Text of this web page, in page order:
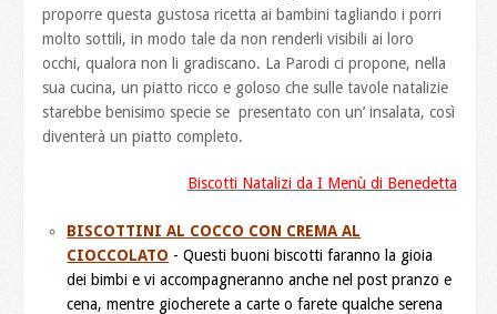
proporre questa gustosa ricetta ai bambini tagliando i porri
molto sottili, in modo tale da non renderli visibili ai loro
occhi, qualora non li gradiscano. La Parodi ci propone, nella
sua cucina, un piatto ricco e goloso che sulle tavole natalizie
starebbe benisimo specie se presentato con un’ insalata, così
diventerà un piatto completo.
Biscotti Natalizi da I Menù di Benedetta
BISCOTTINI AL COCCO CON CREMA AL
CIOCCOLATO - Questi buoni biscotti faranno la gioia
dei bimbi e vi accompagneranno anche nel post pranzo e
cena, mentre giocherete a carte o farete qualche serena